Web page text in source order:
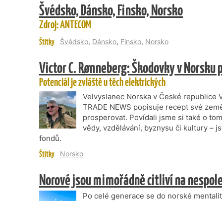
Švédsko, Dánsko, Finsko, Norsko
Zdroj: ANTECOM
Štítky Švédsko, Dánsko, Finsko, Norsko
Victor C. Rønneberg: Škodovky v
Potenciál je zvláště u těch elektrických
Velvyslanec Norska v České republice
TRADE NEWS popisuje recept své
prosperovat. Povídali jsme si také o
vědy, vzdělávání, byznysu či kultury –
fondů.
Štítky Norsko
Norové jsou mimořádně citliví na
Po celé generace se do norské